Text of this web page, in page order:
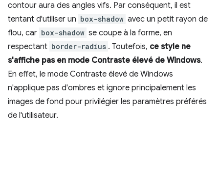
contour aura des angles vifs. Par conséquent, il est
tentant d'utiliser un box-shadow avec un petit rayon de
flou, car box-shadow se coupe à la forme, en
respectant border-radius . Toutefois, ce style ne
s'affiche pas en mode Contraste élevé de Windows.
En effet, le mode Contraste élevé de Windows
n'applique pas d'ombres et ignore principalement les
images de fond pour privilégier les paramètres préférés
de l'utilisateur.